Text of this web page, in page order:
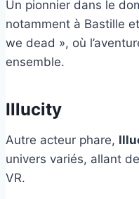
Un pionnier dans le
notamment à Bastille
we dead », où
ensemble.
Illucity
Autre acteur phare,
univers variés, allant
VR.